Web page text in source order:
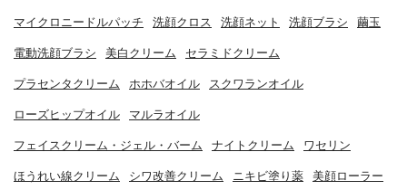
マイクロニードルパッチ 洗顔クロス 洗顔ネット 洗顔ブラシ 繭玉
電動洗顔ブラシ 美白クリーム セラミドクリーム
プラセンタクリーム ホホバオイル スクワランオイル
ローズヒップオイル マルラオイル
フェイスクリーム・ジェル・バーム ナイトクリーム ワセリン
ほうれい線クリーム シワ改善クリーム ニキビ塗り薬 美顔ローラー